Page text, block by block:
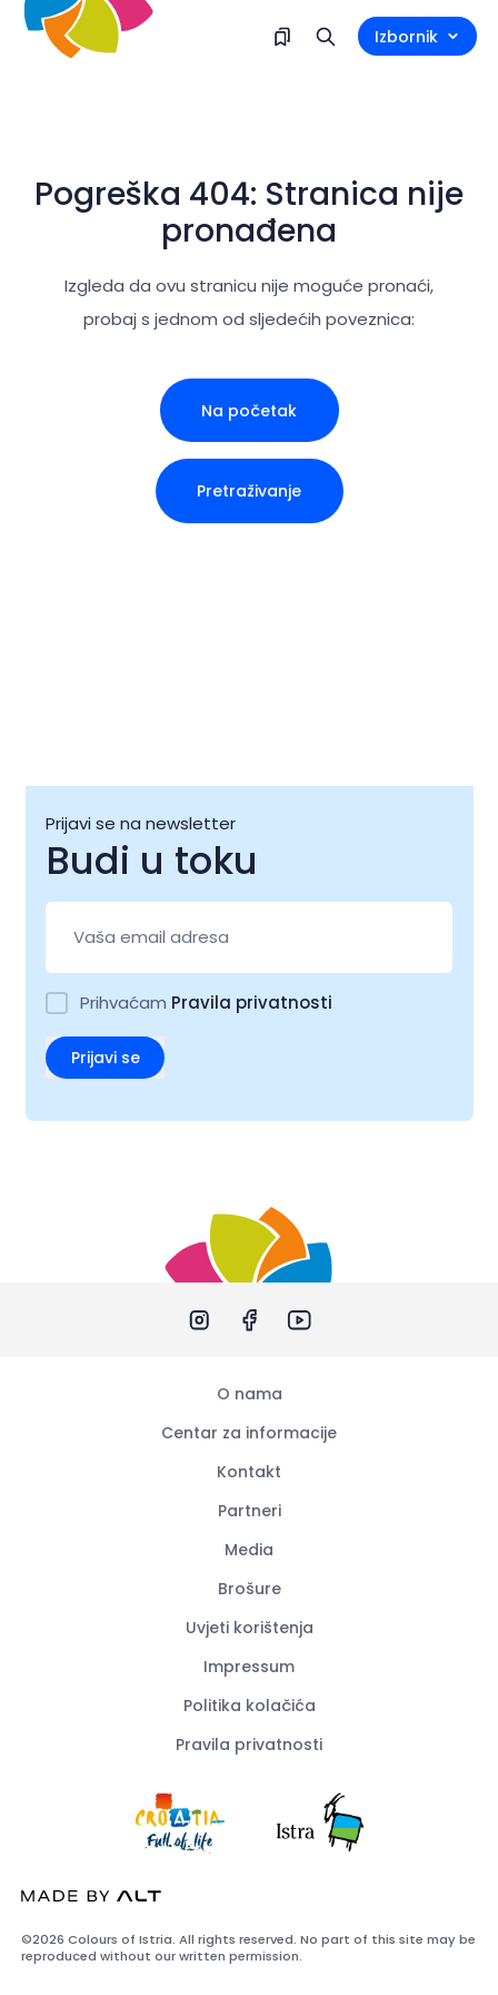
Izbornik
Pogreška 404: Stranica nije
pronađena
Izgleda da ovu stranicu nije moguće pronaći,
probaj s jednom od sljedećih poveznica:
Na početak
Pretraživanje
Prijavi se na newsletter
Budi u toku
Prihvaćam Pravila privatnosti
Prijavi se
O nama
Centar za informacije
Kontakt
Partneri
Media
Brošure
Uvjeti korištenja
Impressum
Politika kolačića
Pravila privatnosti
©2026 Colours of Istria. All rights reserved. No part of this site may be
reproduced without our written permission.